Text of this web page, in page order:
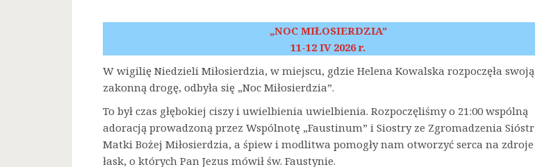
„NOC MIŁOSIERDZIA”
11-12 IV 2026 r.
W wigilię Niedzieli Miłosierdzia, w miejscu, gdzie Helena Kowalska rozpoczęła swoją
zakonną drogę, odbyła się „Noc Miłosierdzia”.
To był czas głębokiej ciszy i uwielbienia uwielbienia. Rozpoczęliśmy o 21:00 wspólną
adoracją prowadzoną przez Wspólnotę „Faustinum” i Siostry ze Zgromadzenia Sióstr
Matki Bożej Miłosierdzia, a śpiew i modlitwa pomogły nam otworzyć serca na zdroje
łask, o których Pan Jezus mówił św. Faustynie.